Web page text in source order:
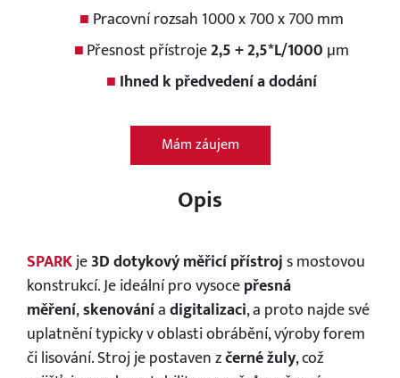
Pracovní rozsah 1000 x 700 x 700 mm
Přesnost přístroje2,5 + 2,5*L/1000 µm
Ihned k předvedení a dodání
Mám záujem
Opis
SPARKje3D dotykový měřicí přístrojs mostovou
konstrukcí. Je ideální pro vysocepřesná
měření,skenováníadigitalizaci, a proto najde své
uplatnění typicky v oblasti obrábění, výroby forem
či lisování. Stroj je postaven zčerné žuly, což